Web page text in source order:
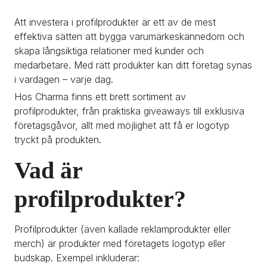
Att investera i profilprodukter är ett av de mest
effektiva sätten att bygga varumärkeskännedom och
skapa långsiktiga relationer med kunder och
medarbetare. Med rätt produkter kan ditt företag synas
i vardagen – varje dag.
Hos Charma finns ett brett sortiment av
profilprodukter, från praktiska giveaways till exklusiva
företagsgåvor, allt med möjlighet att få er logotyp
tryckt på produkten.
Vad är
profilprodukter?
Profilprodukter (även kallade reklamprodukter eller
merch) är produkter med företagets logotyp eller
budskap. Exempel inkluderar: